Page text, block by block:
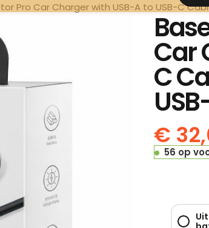
Pro Car Charger with USB-A to USB-C
Car
C
€
56 op